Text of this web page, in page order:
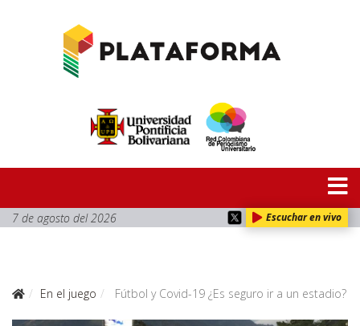
7 de agosto del 2026 Escuchar en vivo
En el juego Fútbol y Covid-19 ¿Es seguro ir a un estadio?